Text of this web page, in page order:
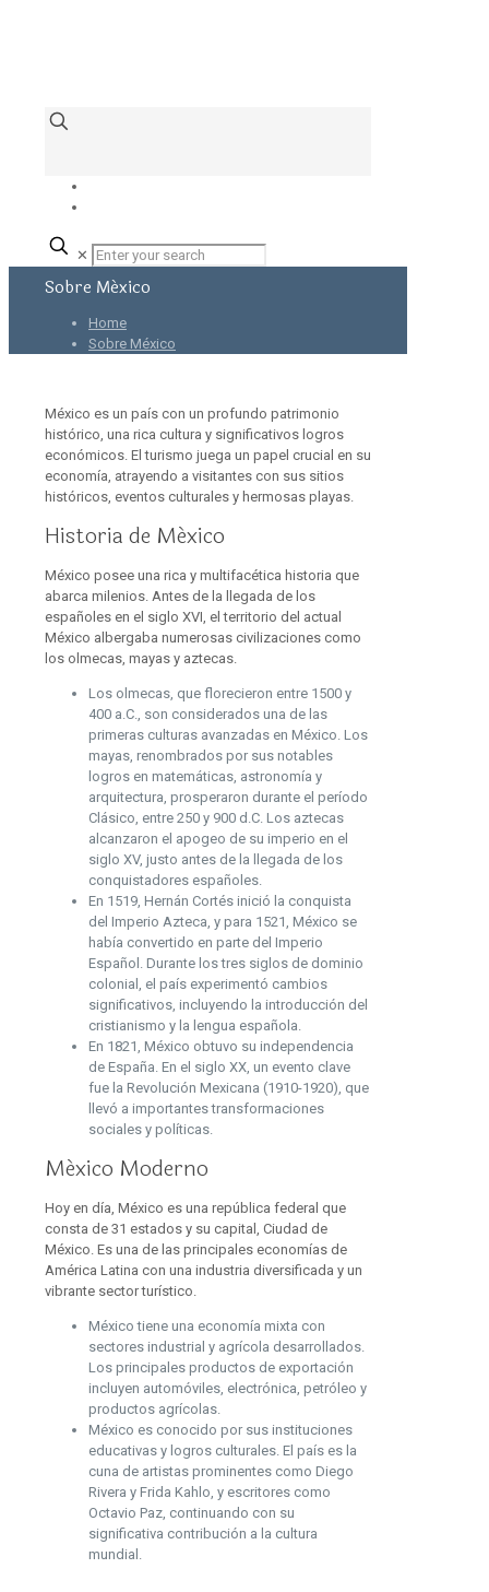
✕
Sobre México
Home
Sobre México
México es un país con un profundo patrimonio
histórico, una rica cultura y significativos logros
económicos. El turismo juega un papel crucial en su
economía, atrayendo a visitantes con sus sitios
históricos, eventos culturales y hermosas playas.
Historia de México
México posee una rica y multifacética historia que
abarca milenios. Antes de la llegada de los
españoles en el siglo XVI, el territorio del actual
México albergaba numerosas civilizaciones como
los olmecas, mayas y aztecas.
Los olmecas, que florecieron entre 1500 y
400 a.C., son considerados una de las
primeras culturas avanzadas en México. Los
mayas, renombrados por sus notables
logros en matemáticas, astronomía y
arquitectura, prosperaron durante el período
Clásico, entre 250 y 900 d.C. Los aztecas
alcanzaron el apogeo de su imperio en el
siglo XV, justo antes de la llegada de los
conquistadores españoles.
En 1519, Hernán Cortés inició la conquista
del Imperio Azteca, y para 1521, México se
había convertido en parte del Imperio
Español. Durante los tres siglos de dominio
colonial, el país experimentó cambios
significativos, incluyendo la introducción del
cristianismo y la lengua española.
En 1821, México obtuvo su independencia
de España. En el siglo XX, un evento clave
fue la Revolución Mexicana (1910-1920), que
llevó a importantes transformaciones
sociales y políticas.
México Moderno
Hoy en día, México es una república federal que
consta de 31 estados y su capital, Ciudad de
México. Es una de las principales economías de
América Latina con una industria diversificada y un
vibrante sector turístico.
México tiene una economía mixta con
sectores industrial y agrícola desarrollados.
Los principales productos de exportación
incluyen automóviles, electrónica, petróleo y
productos agrícolas.
México es conocido por sus instituciones
educativas y logros culturales. El país es la
cuna de artistas prominentes como Diego
Rivera y Frida Kahlo, y escritores como
Octavio Paz, continuando con su
significativa contribución a la cultura
mundial.